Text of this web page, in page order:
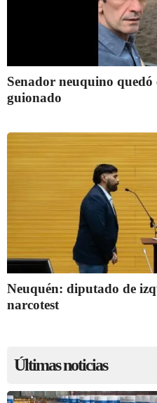
Senador neuquino
guionado
Neuquén: diputado de
narcotest
Últimas noticias